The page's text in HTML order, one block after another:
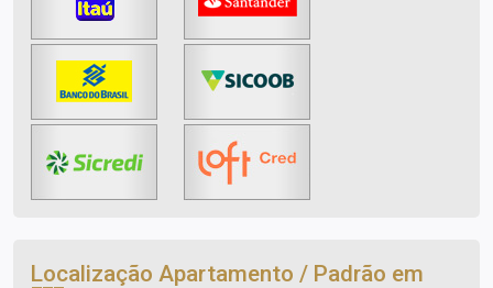
Localização Apartamento / Padrão em